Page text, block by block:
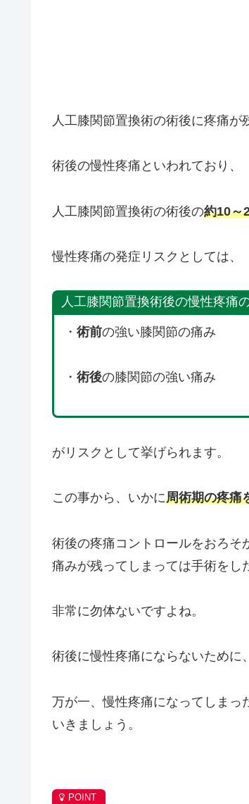
人工膝関節置換術の術後に疼痛が
術後の慢性疼痛といわれており、
人工膝関節置換術の術後の約10～
慢性疼痛の発症リスクとしては、
人工膝関節置換術後の慢性疼痛
・術前の強い膝関節の痛み
・術後の膝関節の強い痛み
がリスクとして挙げられます。
この事から、いかに周術期の疼痛
術後の疼痛コントロールをおろそ
痛みが残ってしまっては手術をし
非常に勿体ないですよね。
術後に慢性疼痛にならないために
万が一、慢性疼痛になってしまっ
いきましょう。